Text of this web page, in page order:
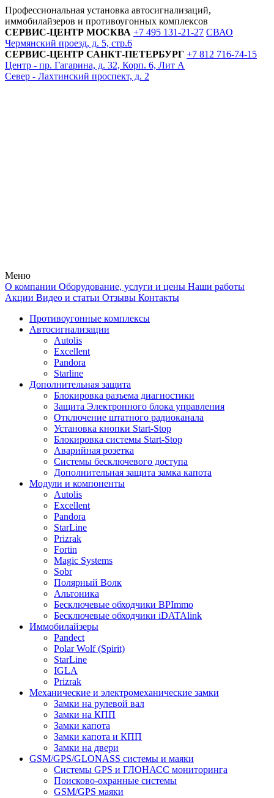
Профессиональная установка автосигнализаций,
иммобилайзеров и противоугонных комплексов
СЕРВИС-ЦЕНТР МОСКВА +7 495 131-21-27 СВАО
Чермянский проезд, д. 5, стр.6
СЕРВИС-ЦЕНТР САНКТ-ПЕТЕРБУРГ +7 812 716-74-15
Центр - пр. Гагарина, д. 32, Корп. 6, Лит А
Север - Лахтинский проспект, д. 2
Меню
О компании Оборудование, услуги и цены Наши работы
Акции Видео и статьи Отзывы Контакты
Противоугонные комплексы
Автосигнализации
Autolis
Excellent
Pandora
Starline
Дополнительная защита
Блокировка разъема диагностики
Защита Электронного блока управления
Отключение штатного радиоканала
Установка кнопки Start-Stop
Блокировка системы Start-Stop
Аварийная розетка
Системы бесключевого доступа
Дополнительная защита замка капота
Модули и компоненты
Autolis
Excellent
Pandora
StarLine
Prizrak
Fortin
Magic Systems
Sobr
Полярный Волк
Альтоника
Бесключевые обходчики BPImmo
Бесключевые обходчики iDATAlink
Иммобилайзеры
Pandect
Polar Wolf (Spirit)
StarLine
IGLA
Prizrak
Механические и электромеханические замки
Замки на рулевой вал
Замки на КПП
Замки капота
Замки капота и КПП
Замки на двери
GSM/GPS/GLONASS системы и маяки
Системы GPS и ГЛОНАСС мониторинга
Поисково-охранные системы
GSM/GPS маяки